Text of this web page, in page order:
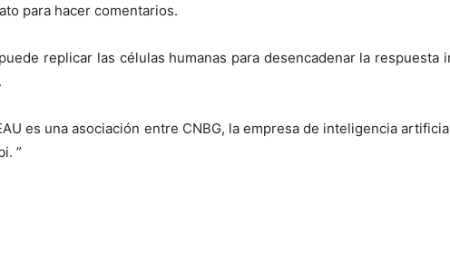
para hacer comentarios.
replicar las células humanas para desencadenar la respuesta
es una asociación entre CNBG, la empresa de inteligencia
”